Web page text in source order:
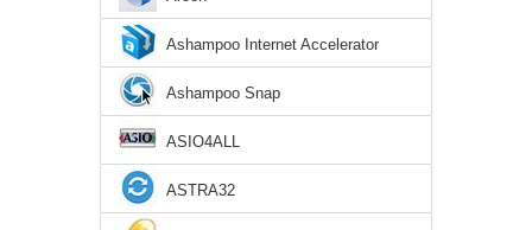
Ashampoo Internet Accelerator
Ashampoo Snap
ASIO4ALL
ASTRA32